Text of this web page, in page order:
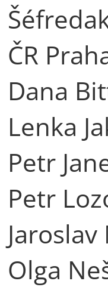
ČR
Dana
Lenka
Petr
Petr
Olga